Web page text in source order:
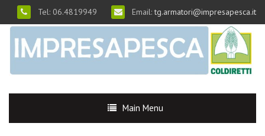
Tel: 06.4819949 Email:tg.armatori@impresapesca.it
Main Menu